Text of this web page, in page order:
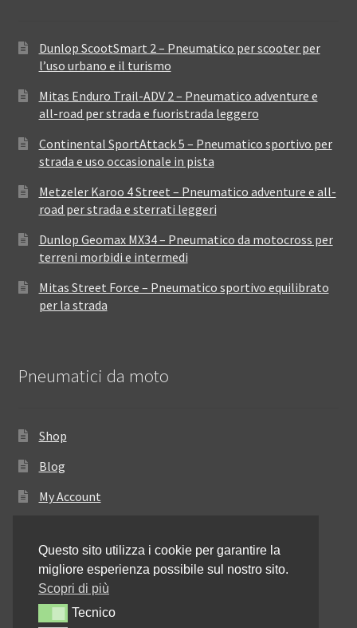
Dunlop ScootSmart 2 – Pneumatico per scooter per
l’uso urbano e il turismo
Mitas Enduro Trail-ADV 2 – Pneumatico adventure e
all-road per strada e fuoristrada leggero
Continental SportAttack 5 – Pneumatico sportivo per
strada e uso occasionale in pista
Metzeler Karoo 4 Street – Pneumatico adventure e all-
road per strada e sterrati leggeri
Dunlop Geomax MX34 – Pneumatico da motocross per
terreni morbidi e intermedi
Mitas Street Force – Pneumatico sportivo equilibrato
per la strada
Pneumatici da moto
Shop
Blog
My Account
Resi e rimborsi
Annullamento dell’ordine
Informativa sulla privacy
Questo sito utilizza i cookie per garantire la
migliore esperienza possibile sul nostro sito.
Scopri di più
TecnicoTecnico